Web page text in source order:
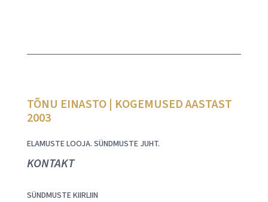
TÕNU EINASTO | KOGEMUSED AASTAST
2003
ELAMUSTE LOOJA. SÜNDMUSTE JUHT.
KONTAKT
SÜNDMUSTE KIIRLIIN